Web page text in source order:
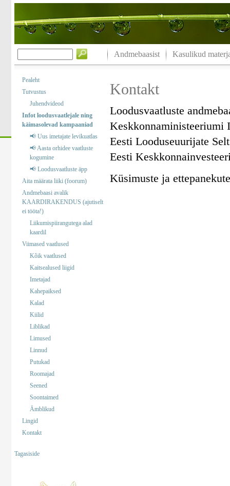
Andmebaasist Kasulikud
Pealeht
Tutvustus
Juhendvideod
Infot loodusvaatlejale ning
käimasolevad kampaaniad
📢 Uus imetajate levikuatlas
📢 Aasta orhidee vaatluste
kogumine
📢 Loodusvaatluste äpp
Aita määrata liiki (foorum)
Andmebaasi avalik
KAARDIRAKENDUS (ajutiselt
ei tööta!)
Liikumispiirangutega alad
kaardil
Viimased vaatlused
Kõik vaatlused
Kaitsealused liigid
Imetajad
Kahepaiksed
Kalad
Kiilid
Liblikad
Limused
Linnud
Putukad
Roomajad
Seened
Soontaimed
Ämblikud
Lingid
Kontakt
Tagasiside
Kontakt
Loodusvaatluste
Keskkonnaministeeriumi
Eesti Looduseuurijate
Eesti
Küsimuste ja